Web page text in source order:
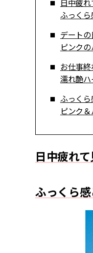
日中疲
ふっく
デート
ピンク
お仕事
濡れ艶ハ
ふっく
ピンク
日中疲れ
ふっくら